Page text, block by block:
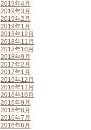
2019年4月
2019年3月
2019年2月
2019年1月
2018年12月
2018年11月
2018年10月
2018年9月
2017年2月
2017年1月
2016年12月
2016年11月
2016年10月
2016年9月
2016年8月
2016年7月
2016年6月